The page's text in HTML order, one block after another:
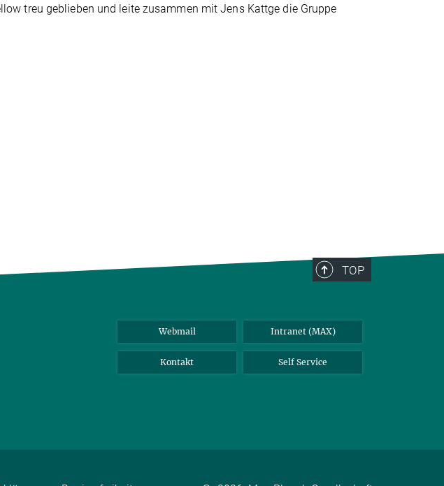
treu geblieben und leite zusammen mit Jens Kattge die Gruppe
TOP
Webmail Intranet (MAX)
Kontakt Self Service